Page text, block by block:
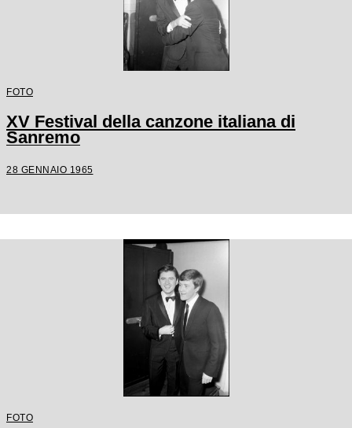
FOTO
XV Festival della canzone italiana di
Sanremo
28 GENNAIO 1965
FOTO